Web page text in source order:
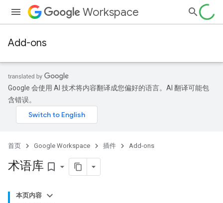
Workspace
Add-ons
Google 会使用 AI 技术将内容翻译成您偏好的语言。AI 翻译可能包
含错误。
首页 Google Workspace 插件 Add-ons
术语库 bookmark_border
本页内容